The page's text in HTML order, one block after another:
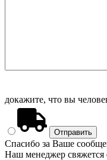
докажите, что вы
Спасибо за Ваше
Наш менеджер